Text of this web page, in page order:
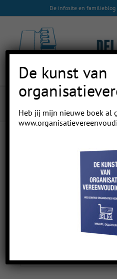
to
De infosite en
Voorlezen
De blog is (tijdelijk) afgeschermd,
De kunst van
Heb jij mijn nieuwe boek al